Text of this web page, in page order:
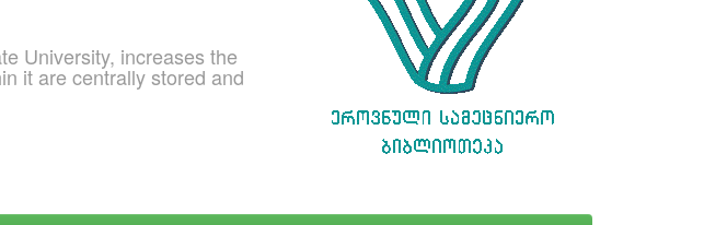
University, increases the
it are centrally stored and